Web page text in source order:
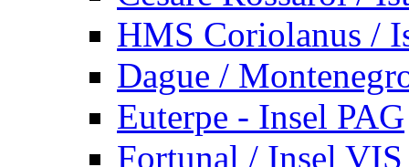
HMS Coriolanus /
Dague /
Euterpe - Insel PAG
Fortunal / Insel VIS